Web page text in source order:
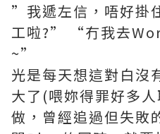
”我遞左信，唔好
工啦?” “冇我去
~”
光是每天想這對白沒
大了(喂妳得罪好多
做，曾經追過但失敗